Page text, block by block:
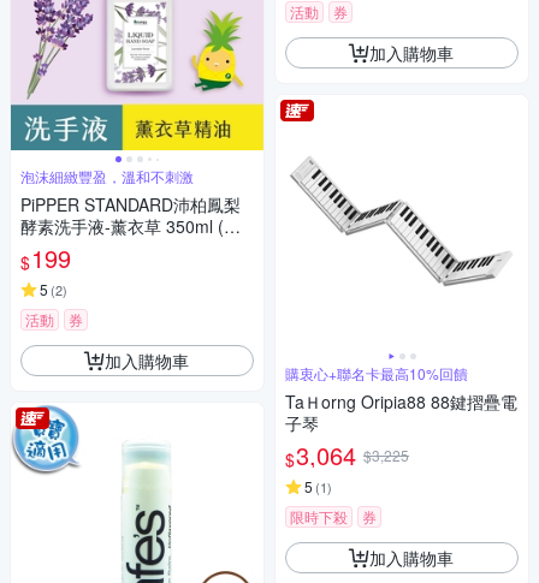
泡沫細緻豐盈，溫和不刺激
PiPPER STANDARD沛柏鳳梨
酵素洗手液-薰衣草 350ml (洗
手乳)
$199
5 (2)
活動 券
加入購物車
活動 券
加入購物車
購衷心+聯名卡最高10%回饋
TaＨorng Oripia88 88鍵摺疊電
子琴
$3,064 $3,225
5 (1)
限時下殺 券
加入購物車